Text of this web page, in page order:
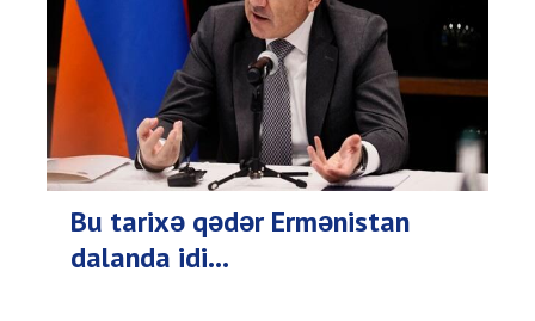
Bu tarixə qədər Ermənistan
dalanda idi...